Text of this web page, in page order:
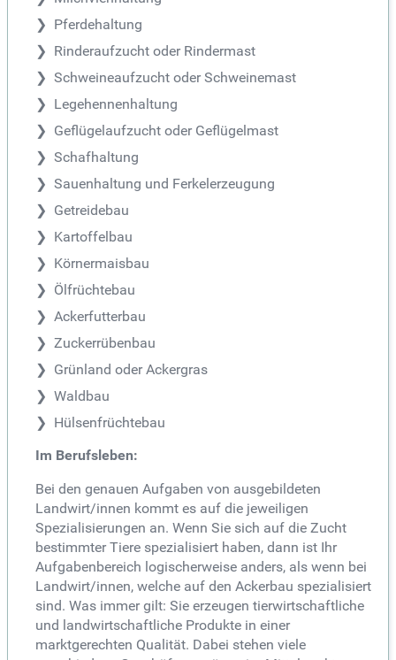
Pferdehaltung
Rinderaufzucht oder Rindermast
Schweineaufzucht oder Schweinemast
Legehennenhaltung
Geflügelaufzucht oder Geflügelmast
Schafhaltung
Sauenhaltung und Ferkelerzeugung
Getreidebau
Kartoffelbau
Körnermaisbau
Ölfrüchtebau
Ackerfutterbau
Zuckerrübenbau
Grünland oder Ackergras
Waldbau
Hülsenfrüchtebau
Im Berufsleben:
Bei den genauen Aufgaben von ausgebildeten
Landwirt/innen kommt es auf die jeweiligen
Spezialisierungen an. Wenn Sie sich auf die Zucht
bestimmter Tiere spezialisiert haben, dann ist Ihr
Aufgabenbereich logischerweise anders, als wenn bei
Landwirt/innen, welche auf den Ackerbau spezialisiert
sind. Was immer gilt: Sie erzeugen tierwirtschaftliche
und landwirtschaftliche Produkte in einer
marktgerechten Qualität. Dabei stehen viele